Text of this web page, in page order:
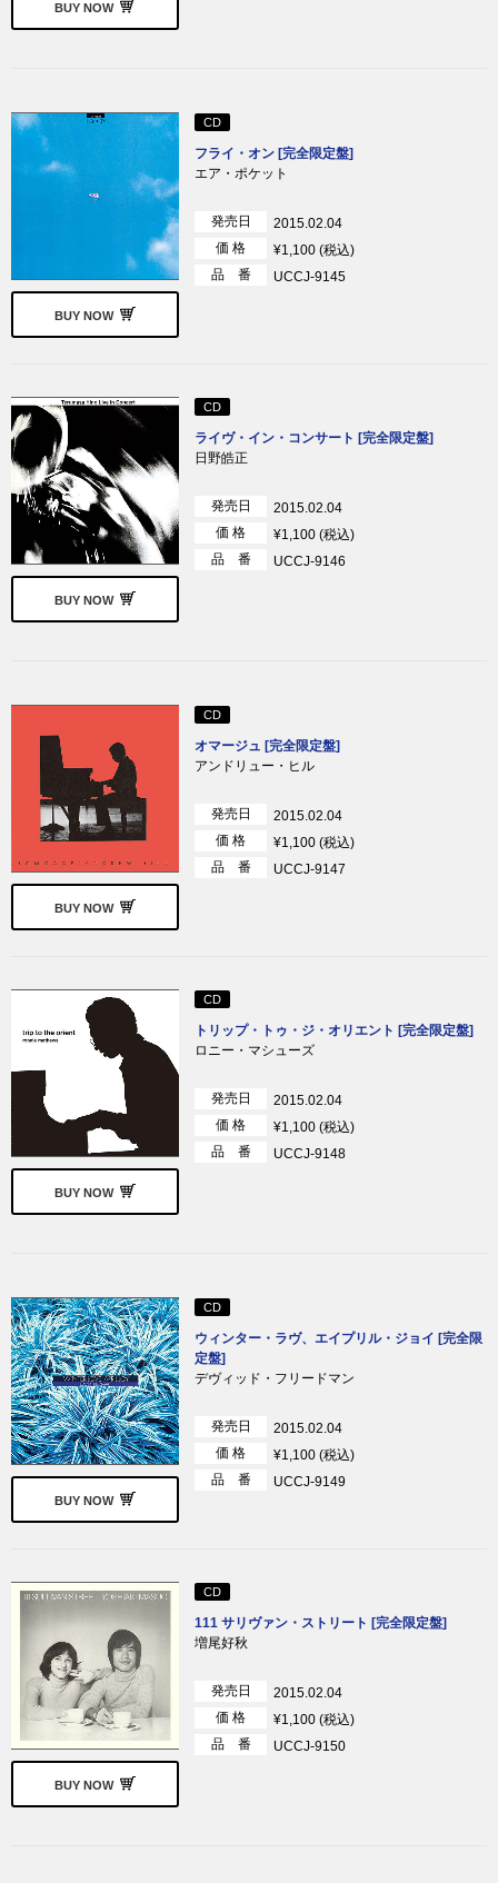
BUY NOW
BUY NOW
CD
フライ・オン [完全限定盤]
エア・ポケット
発売日
2015.02.04
価 格
¥1,100 (税込)
品 番
UCCJ-9145
BUY NOW
CD
ライヴ・イン・コンサート [完全限定盤]
日野皓正
発売日
2015.02.04
価 格
¥1,100 (税込)
品 番
UCCJ-9146
BUY NOW
CD
オマージュ [完全限定盤]
アンドリュー・ヒル
発売日
2015.02.04
価 格
¥1,100 (税込)
品 番
UCCJ-9147
BUY NOW
CD
トリップ・トゥ・ジ・オリエント [完全限定盤]
ロニー・マシューズ
発売日
2015.02.04
価 格
¥1,100 (税込)
品 番
UCCJ-9148
BUY NOW
CD
ウィンター・ラヴ、エイプリル・ジョイ [完全限
定盤]
デヴィッド・フリードマン
発売日
2015.02.04
価 格
¥1,100 (税込)
品 番
UCCJ-9149
BUY NOW
CD
111 サリヴァン・ストリート [完全限定盤]
増尾好秋
発売日
2015.02.04
価 格
¥1,100 (税込)
品 番
UCCJ-9150